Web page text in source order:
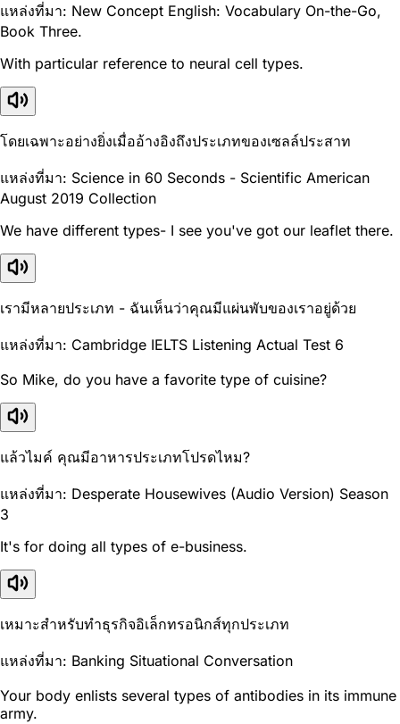
แหล่งที่มา: New Concept English: Vocabulary On-the-Go,
Book Three.
With particular reference to neural cell types.
โดยเฉพาะอย่างยิ่งเมื่ออ้างอิงถึงประเภทของเซลล์ประสาท
แหล่งที่มา: Science in 60 Seconds - Scientific American
August 2019 Collection
We have different types- I see you've got our leaflet there.
เรามีหลายประเภท - ฉันเห็นว่าคุณมีแผ่นพับของเราอยู่ด้วย
แหล่งที่มา: Cambridge IELTS Listening Actual Test 6
So Mike, do you have a favorite type of cuisine?
แล้วไมค์ คุณมีอาหารประเภทโปรดไหม?
แหล่งที่มา: Desperate Housewives (Audio Version) Season
3
It's for doing all types of e-business.
เหมาะสำหรับทำธุรกิจอิเล็กทรอนิกส์ทุกประเภท
แหล่งที่มา: Banking Situational Conversation
Your body enlists several types of antibodies in its immune
army.